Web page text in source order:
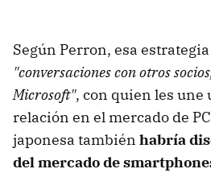
Según Perron, esa
"conversaciones con otros
Microsoft", con quien les une
relación en el mercado de
japonesa también habría
del mercado de